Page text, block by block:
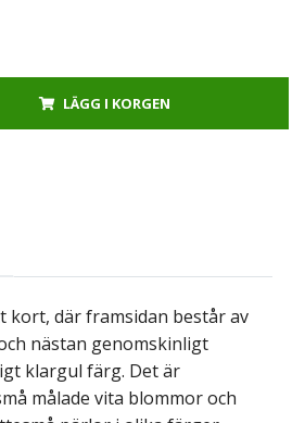
LÄGG I KORGEN
kort, där framsidan består av
nästan genomskinligt
klargul färg. Det är
målade vita blommor och